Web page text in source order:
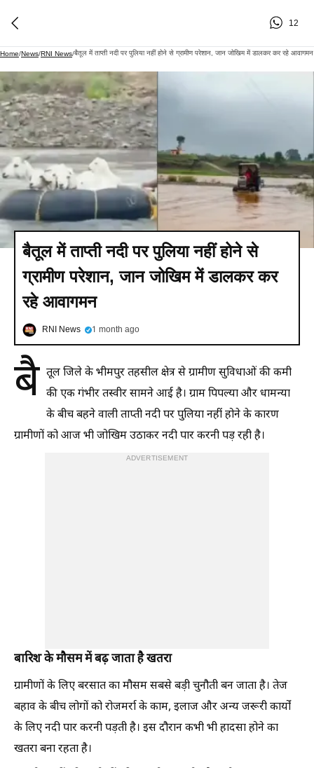
12
Home/News/RNI News/बैतूल में ताप्ती नदी पर पुलिया नहीं होने से ग्रामीण परेशान, जान जोखिम में डालकर कर रहे आवागमन
बैतूल में ताप्ती नदी पर पुलिया नहीं होने से
ग्रामीण परेशान, जान जोखिम में डालकर कर
रहे आवागमन
RNI News 1 month ago
बै तूल जिले के भीमपुर तहसील क्षेत्र से ग्रामीण सुविधाओं की कमी
की एक गंभीर तस्वीर सामने आई है। ग्राम पिपल्या और धामन्या
के बीच बहने वाली ताप्ती नदी पर पुलिया नहीं होने के कारण
ग्रामीणों को आज भी जोखिम उठाकर नदी पार करनी पड़ रही है।
ADVERTISEMENT
बारिश के मौसम में बढ़ जाता है खतरा
ग्रामीणों के लिए बरसात का मौसम सबसे बड़ी चुनौती बन जाता है। तेज
बहाव के बीच लोगों को रोजमर्रा के काम, इलाज और अन्य जरूरी कार्यों
के लिए नदी पार करनी पड़ती है। इस दौरान कभी भी हादसा होने का
खतरा बना रहता है।